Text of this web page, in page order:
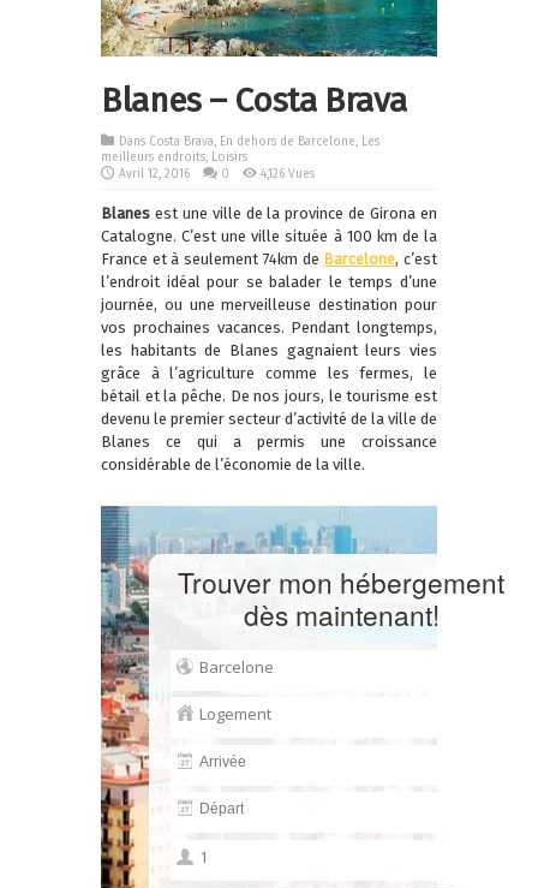
Blanes – Costa Brava
Dans Costa Brava, En dehors de Barcelone, Les
meilleurs endroits, Loisirs
Avril 12, 2016
0 4,126 Vues
Blanes est une ville de la province de Girona en
Catalogne. C’est une ville située à 100 km de la
France et à seulement 74km de Barcelone, c’est
l’endroit idéal pour se balader le temps d’une
journée, ou une merveilleuse destination pour
vos prochaines vacances. Pendant longtemps,
les habitants de Blanes gagnaient leurs vies
grâce à l’agriculture comme les fermes, le
bétail et la pêche. De nos jours, le tourisme est
devenu le premier secteur d’activité de la ville de
Blanes ce qui a permis une croissance
considérable de l’économie de la ville.
Trouver mon hébergement
dès maintenant!